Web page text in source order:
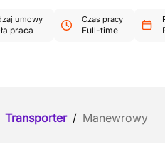
umowy
praca
Czas pracy
Full-time
Transporter / Manewrowy